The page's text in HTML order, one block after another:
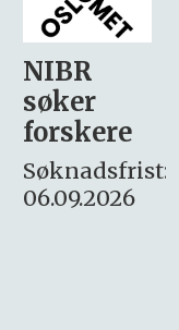
Rektor
Søknadsfrist:
15.09.2026